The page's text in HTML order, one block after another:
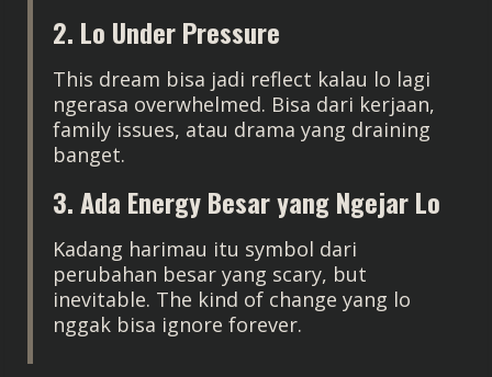
2. Lo Under Pressure
This dream bisa jadi reflect kalau lo lagi
ngerasa overwhelmed. Bisa dari kerjaan,
family issues, atau drama yang draining
banget.
3. Ada Energy Besar yang Ngejar Lo
Kadang harimau itu symbol dari
perubahan besar yang scary, but
inevitable. The kind of change yang lo
nggak bisa ignore forever.